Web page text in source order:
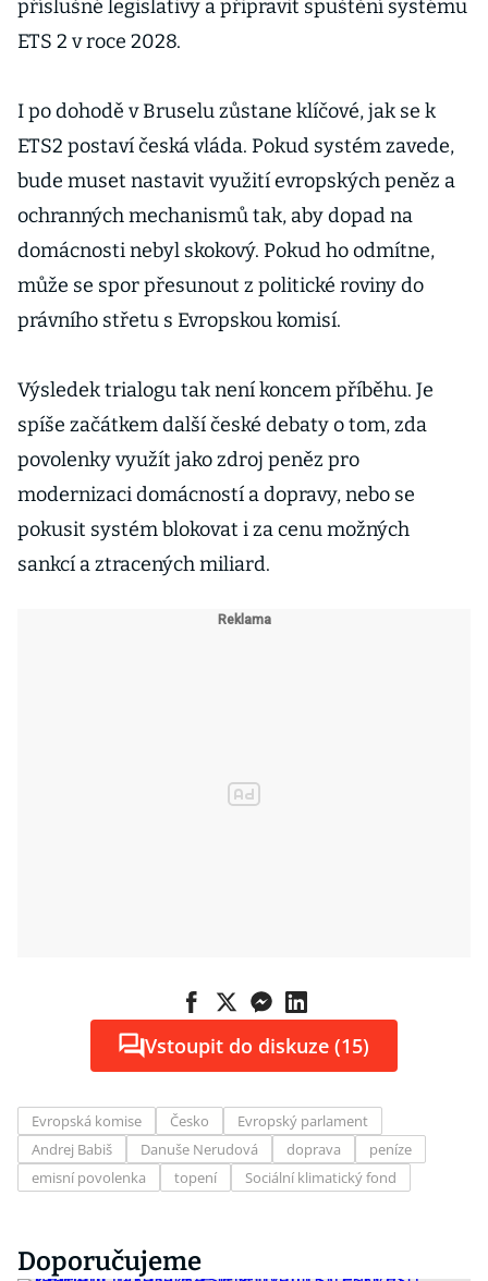
příslušné legislativy a připravit spuštění systému
ETS 2 v roce 2028.
I po dohodě v Bruselu zůstane klíčové, jak se k
ETS2 postaví česká vláda. Pokud systém zavede,
bude muset nastavit využití evropských peněz a
ochranných mechanismů tak, aby dopad na
domácnosti nebyl skokový. Pokud ho odmítne,
může se spor přesunout z politické roviny do
právního střetu s Evropskou komisí.
Výsledek trialogu tak není koncem příběhu. Je
spíše začátkem další české debaty o tom, zda
povolenky využít jako zdroj peněz pro
modernizaci domácností a dopravy, nebo se
pokusit systém blokovat i za cenu možných
sankcí a ztracených miliard.
Vstoupit do diskuze (15)
Evropská komise Česko
Evropský parlament
Andrej Babiš
Danuše Nerudová doprava
peníze
emisní povolenka
topení Sociální klimatický fond
Doporučujeme